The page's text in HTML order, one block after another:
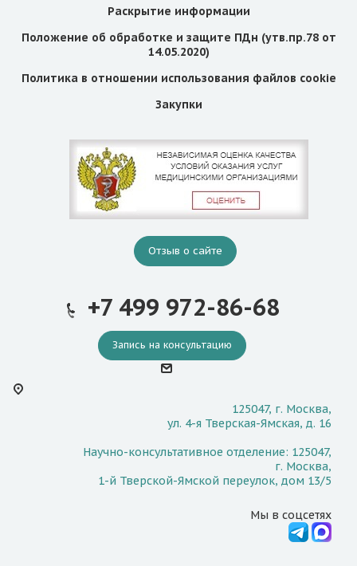
Раскрытие информации
Положение об обработке и защите ПДн (утв.пр.78 от
14.05.2020)
Политика в отношении использования файлов cookie
Закупки
Отзыв о сайте
+7 499 972-86-68
Запись на консультацию
125047, г. Москва,
ул. 4-я Тверская-Ямская, д. 16
Научно-консультативное отделение: 125047,
г. Москва,
1-й Тверской-Ямской переулок, дом 13/5
Мы в соцсетях